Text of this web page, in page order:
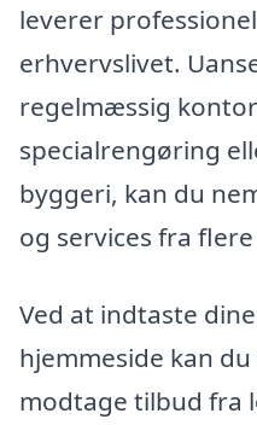
leverer
erhvervslivet.
regelmæssig
specialrengøring
byggeri, kan du
og services fra
Ved at indtaste
hjemmeside kan
modtage tilbud fra